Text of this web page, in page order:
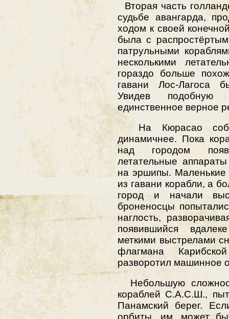
Вторая часть
судьбе авангарда,
ходом к своей
была с
патрульными
несколькими
гораздо больше
гавани Лос-Лагоса
Увидев подобную
единственное верное
На Кюрасао
динамичнее. Пока
над городом
летательные
на эршипы. Маленькие
из гавани корабли, а
город и начали
броненосцы
наглость,
появившийся
меткими выстрелами
флагмана
разворотил машинное
Небольшую
кораблей С.А.С.Ш.,
Панамский берег.
орбиты, им, может